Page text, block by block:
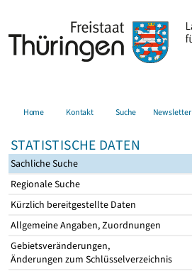
Home Kontakt Suche Newsletter
STATISTISCHE DATEN
Sachliche Suche
Regionale Suche
Kürzlich bereitgestellte Daten
Allgemeine Angaben, Zuordnungen
Gebietsveränderungen,
Änderungen zum Schlüsselverzeichnis